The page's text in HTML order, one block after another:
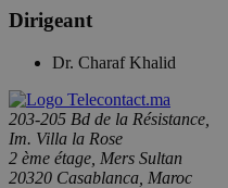
Dirigeant
Dr. Charaf Khalid
203-205 Bd de la Résistance,
Im. Villa la Rose
2 ème étage, Mers Sultan
20320 Casablanca, Maroc